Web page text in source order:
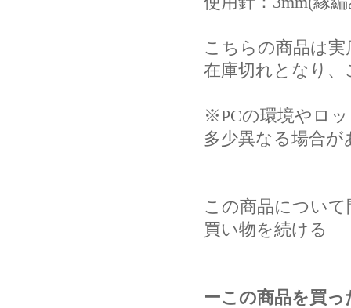
こちらの商品は
在庫切れとなり
※PCの環境やロ
多少異なる場合が
この商品につい
買い物を続ける
ーこの商品を買